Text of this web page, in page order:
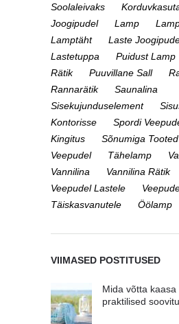
Soolaleivaks
Joogipudel
Lamp
Lamptäht
Laste
Lastetuppa
Puidust Lamp
Rätik
Puuvillane Sall
Rannarätik
Saunalina
Sisekujunduselement
Kontorisse
Spordi
Kingitus
Sõnumiga Tooted
Veepudel
Tähelamp
Vannilina
Vannilina Rätik
Veepudel Lastele
Täiskasvanutele
Öölamp
VIIMASED POSTITUSED
Mida võtta kaasa
praktilised